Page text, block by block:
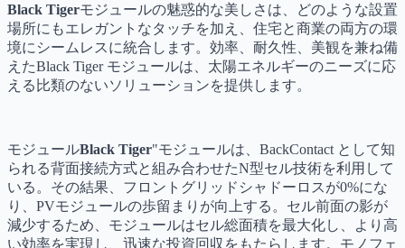
Black Tigerモジュールの魅惑的な美しさは、どのような設置
場所にもエレガントなタッチを加え、住宅と商業の両方の環
境にシームレスに統合します。効率、耐久性、美観を兼ね備
えたBlack Tiger モジュールは、太陽エネルギーのニーズに応
える比類のないソリューションを提供します。
モジュールBlack Tiger"モジュールは、BackContact として知
られる背面接続方式と組み合わせたN型セル技術を利用して
いる。その結果、フロントグリッドシャドーロスが0%にな
り、PVモジュールの歩留まりが向上する。セル前面の影が
減少するため、モジュールはセル総面積を最大化し、より高
い効率を実現し、迅速な投資回収をもたらします。モノフェ